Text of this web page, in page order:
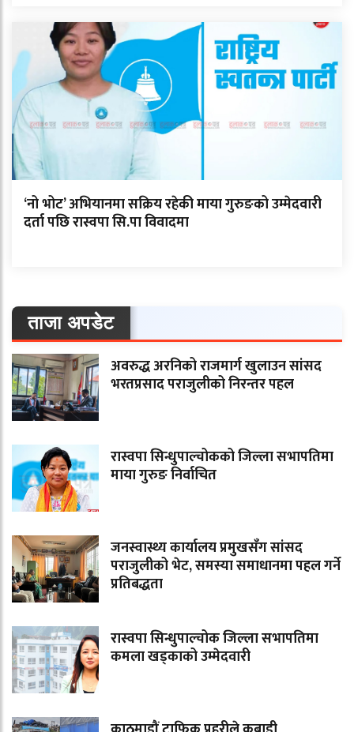
‘नो भोट’ अभियानमा सक्रिय रहेकी माया गुरुङको उम्मेदवारी
दर्ता पछि रास्वपा सि.पा विवादमा
ताजा अपडेट
अवरुद्ध अरनिको राजमार्ग खुलाउन सांसद
भरतप्रसाद पराजुलीको निरन्तर पहल
रास्वपा सिन्धुपाल्चोकको जिल्ला सभापतिमा
माया गुरुङ निर्वाचित
जनस्वास्थ्य कार्यालय प्रमुखसँग सांसद
पराजुलीको भेट, समस्या समाधानमा पहल गर्ने
प्रतिबद्धता
रास्वपा सिन्धुपाल्चोक जिल्ला सभापतिमा
कमला खड्काको उम्मेदवारी